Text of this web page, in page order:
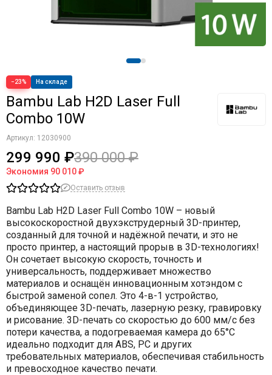
−23% На складе
Bambu Lab H2D Laser Full
Combo 10W
Артикул: 12030900
299 990 ₽390 000 ₽
Экономия 90 010 ₽
Оставить отзыв
Bambu Lab H2D Laser Full Combo 10W – новый
высокоскоростной двухэкструдерный 3D-принтер,
созданный для точной и надёжной печати, и это не
просто принтер, а настоящий прорыв в 3D-технологиях!
Он сочетает высокую скорость, точность и
универсальность, поддерживает множество
материалов и оснащён инновационным хотэндом с
быстрой заменой сопел. Это 4-в-1 устройство,
объединяющее 3D-печать, лазерную резку, гравировку
и рисование. 3D-печать со скоростью до 600 мм/с без
потери качества, а подогреваемая камера до 65°C
идеально подходит для ABS, PC и других
требовательных материалов, обеспечивая стабильность
и превосходное качество печати.